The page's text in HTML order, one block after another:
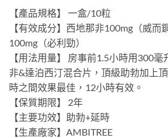
【產品規格】 一盒/10粒
【有效成分】西地那非100mg（威而
100mg（必利勁）
【用法用量】 房事前1.5小時用300
非&達泊西汀混合片，頂級助勃加上
時之間效果最佳，12小時有效。
【保質期限】 2年
【主要功效】助勃+延時
【生產廠家】AMBITREE